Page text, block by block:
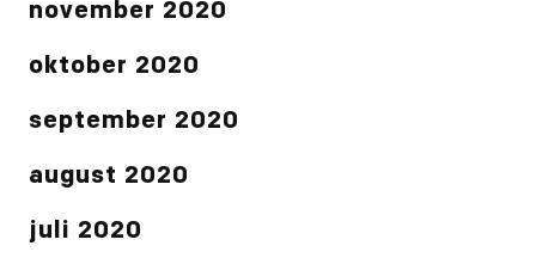
november 2020
oktober 2020
september 2020
august 2020
juli 2020